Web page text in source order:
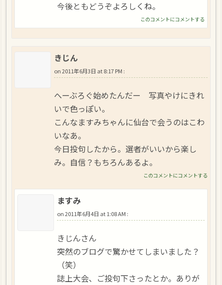
今後ともどうぞよろしくね。
このコメントにコメントする
きじん
on2011年6月3日 at 8:17 PM :
へーぶろぐ始めたんだー 写真やけにきれ
いで色っぽい。
こんなますみちゃんに仙台で会うのはこわ
いなあ。
今日投句したから。選者がいいから楽し
み。自信？もちろんあるよ。
このコメントにコメントする
ますみ
on2011年6月4日 at 1:08 AM :
きじんさん
突然のブログで驚かせてしまいました？
（笑）
誌上大会、ご投句下さったとか。ありが